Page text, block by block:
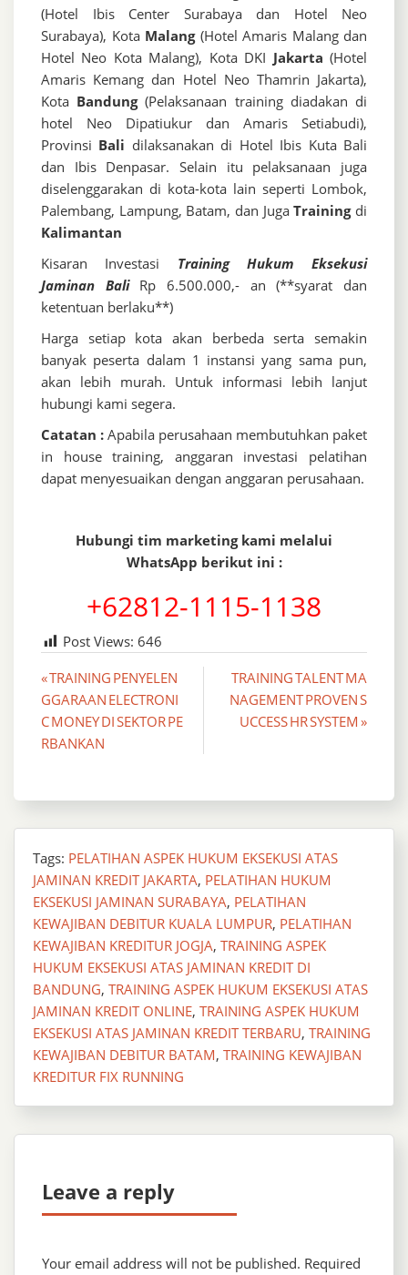
(Hotel Ibis Center Surabaya dan Hotel Neo
Surabaya), Kota Malang(Hotel Amaris Malang dan
Hotel Neo Kota Malang), Kota DKI Jakarta (Hotel
Amaris Kemang dan Hotel Neo Thamrin Jakarta),
Kota Bandung(Pelaksanaan training diadakan di
hotel Neo Dipatiukur dan Amaris Setiabudi),
Provinsi Bali dilaksanakan di Hotel Ibis Kuta Bali
dan Ibis Denpasar. Selain itu pelaksanaan juga
diselenggarakan di kota-kota lain seperti Lombok,
Palembang, Lampung, Batam, dan JugaTrainingdi
Kalimantan
Kisaran Investasi
Training Hukum Eksekusi
Jaminan Bali
Rp 6.500.000,- an (**syarat dan
ketentuan berlaku**)
Harga setiap kota akan berbeda serta semakin
banyak peserta dalam 1 instansi yang sama pun,
akan lebih murah. Untuk informasi lebih lanjut
hubungi kami segera.
Catatan : Apabila perusahaan membutuhkan paket
in house training, anggaran investasi pelatihan
dapat menyesuaikan dengan anggaran perusahaan.
Hubungi tim marketing kami melalui
WhatsApp berikut ini :
+62812-1115-1138
Post Views: 646
Post
navigation
« TRAINING PENYELEN
GGARAAN ELECTRONI
C MONEY DI SEKTOR PE
RBANKAN
TRAINING TALENT MA
NAGEMENT PROVEN S
UCCESS HR SYSTEM »
Tags: PELATIHAN ASPEK HUKUM EKSEKUSI ATAS
JAMINAN KREDIT JAKARTA, PELATIHAN HUKUM
EKSEKUSI JAMINAN SURABAYA, PELATIHAN
KEWAJIBAN DEBITUR KUALA LUMPUR, PELATIHAN
KEWAJIBAN KREDITUR JOGJA, TRAINING ASPEK
HUKUM EKSEKUSI ATAS JAMINAN KREDIT DI
BANDUNG, TRAINING ASPEK HUKUM EKSEKUSI ATAS
JAMINAN KREDIT ONLINE, TRAINING ASPEK HUKUM
EKSEKUSI ATAS JAMINAN KREDIT TERBARU, TRAINING
KEWAJIBAN DEBITUR BATAM, TRAINING KEWAJIBAN
KREDITUR FIX RUNNING
Leave a reply
Your email address will not be published. Required